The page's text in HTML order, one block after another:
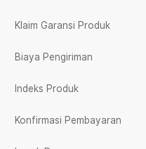
Klaim Garansi Produk
Biaya Pengiriman
Indeks Produk
Konfirmasi Pembayaran